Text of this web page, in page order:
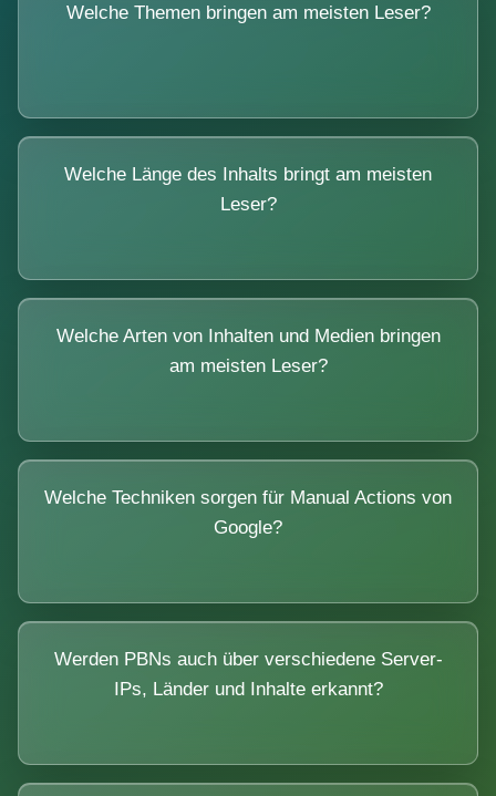
Welche Themen bringen am meisten Leser?
Welche Länge des Inhalts bringt am meisten
Leser?
Welche Arten von Inhalten und Medien bringen
am meisten Leser?
Welche Techniken sorgen für Manual Actions von
Google?
Werden PBNs auch über verschiedene Server-
IPs, Länder und Inhalte erkannt?